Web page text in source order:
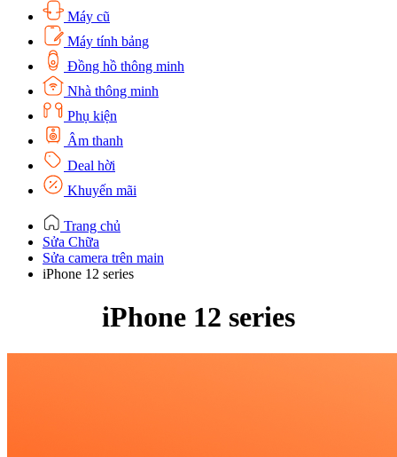
Máy cũ
Máy tính bảng
Đồng hồ thông minh
Nhà thông minh
Phụ kiện
Âm thanh
Deal hời
Khuyến mãi
Trang chủ
Sửa Chữa
Sửa camera trên main
iPhone 12 series
iPhone 12 series